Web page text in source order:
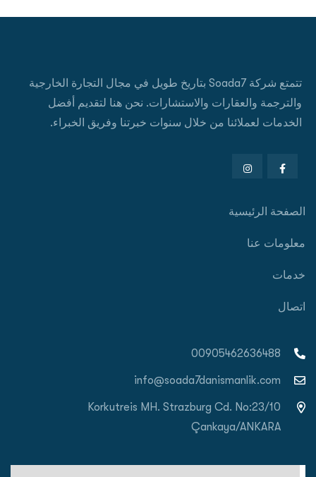
تتمتع شركة Soada7 بتاريخ طويل في مجال التجارة الخارجية
والترجمة والعقارات والاستشارات. نحن هنا لتقديم أفضل
الخدمات لعملائنا من خلال سنوات خبرتنا وفريق الخبراء.
الصفحة الرئيسية
معلومات عنا
خدمات
اتصال
00905462636488
info@soada7danismanlik.com
Korkutreis MH. Strazburg Cd. No:23/10
Çankaya/ANKARA